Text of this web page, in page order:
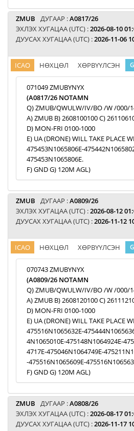
ZMUB ДУГААР :A0817/26
ЭХЛЭХ ХУГАЦАА (UTC) :2026-08-10
ДУУСАХ ХУГАЦАА (UTC) :2026-11-06
ICAO НӨХЦӨЛ ХӨРВҮҮЛСЭН
071049 ZMUBYNYX
(A0817/26 NOTAMN
Q) ZMUB/QWULW/IV/BO /W /000/
A) ZMUB B) 2608100100 C)
D) MON-FRI 0100-1000
E) UA (DRONE) WILL TAKE PLACE
475453N1065806E-
475453N1065806E.
F) GND G) 120M AGL)
ZMUB ДУГААР :A0809/26
ЭХЛЭХ ХУГАЦАА (UTC) :2026-08-12
ДУУСАХ ХУГАЦАА (UTC) :2026-11-12
ICAO НӨХЦӨЛ ХӨРВҮҮЛСЭН
070743 ZMUBYNYX
(A0809/26 NOTAMN
Q) ZMUB/QWULW/IV/BO /W /000/
A) ZMUB B) 2608120100 C)
D) MON-FRI 0100-1000
E) UA (DRONE) WILL TAKE PLACE
475516N1065632E-
4N1065010E-475148N1064924E-
4717E-475046N1064749E-
-475516N1065609E-
F) GND G) 120M AGL)
ZMUB ДУГААР :A0808/26
ЭХЛЭХ ХУГАЦАА (UTC) :2026-08-17
ДУУСАХ ХУГАЦАА (UTC) :2026-11-17